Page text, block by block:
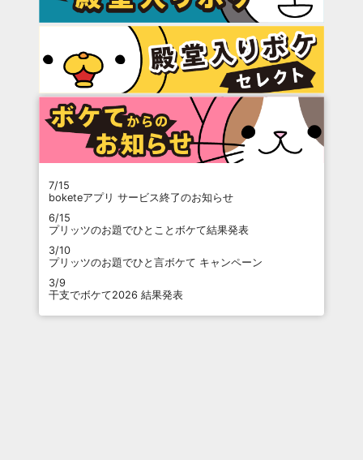
7/15
boketeアプリ サービス終了のお知らせ
6/15
プリッツのお題でひとことボケて結果発表
3/10
プリッツのお題でひと言ボケて キャンペーン
3/9
干支でボケて2026 結果発表